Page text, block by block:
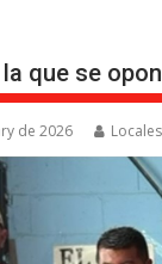
la que se
de 2026 Locales